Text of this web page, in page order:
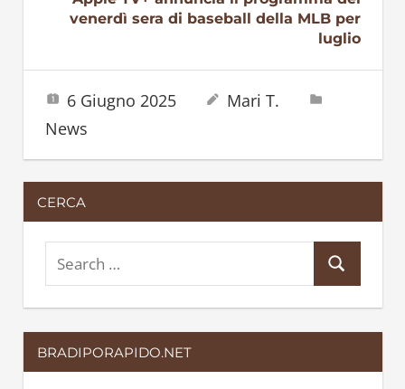
venerdì sera di baseball della MLB per
luglio
6 Giugno 2025
Mari T.
News
CERCA
e
a
r
c
e
a
BRADIPORAPIDO.NET